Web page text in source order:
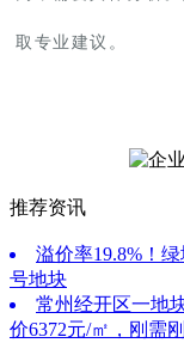
取专业建议。
推荐资讯
溢价率19.8%！
号地块
常州经开区一地
价6372元/㎡，刚需